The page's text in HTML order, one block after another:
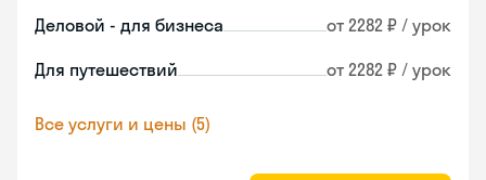
Деловой - для бизнеса от 2282 ₽ / урок
Для путешествий от 2282 ₽ / урок
Все услуги и цены (5)